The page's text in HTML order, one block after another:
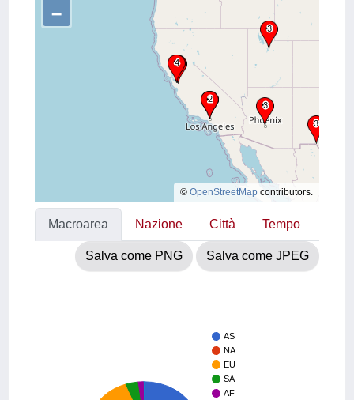
–
© OpenStreetMap contributors.
Macroarea Nazione Città Tempo
Salva come PNG Salva come JPEG
AS
NA
EU
SA
AF